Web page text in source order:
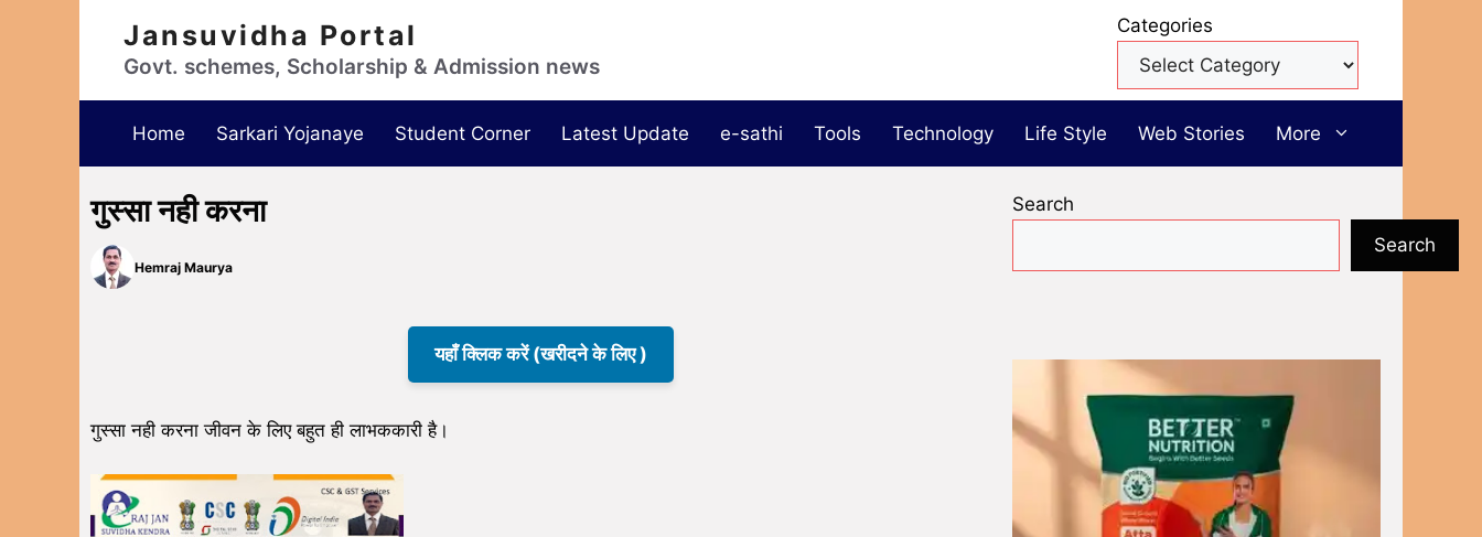
Jansuvidha Portal
Govt. schemes, Scholarship & Admission news
Categories
Home Sarkari Yojanaye Student Corner Latest Update e-sathi Tools Technology Life Style Web Stories More
गुस्सा नही करना
Hemraj Maurya
यहाँ क्लिक करें (खरीदने के लिए )
गुस्सा नही करना जीवन के लिए बहुत ही लाभककारी है।
Search
Search